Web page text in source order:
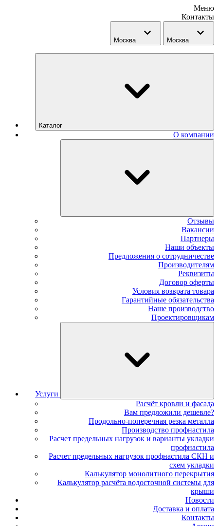
Меню
Контакты
Москва Москва
Каталог
О компании
Отзывы
Вакансии
Партнеры
Наши объекты
Предложения о сотрудничестве
Производителям
Реквизиты
Договор оферты
Условия возврата товара
Гарантийные обязательства
Наше производство
Проектировщикам
Услуги
Расчёт кровли и фасада
Вам предложили дешевле?
Продольно-поперечная резка металла
Производство профнастила
Расчет предельных нагрузок и варианты укладки
профнастила
Расчет предельных нагрузок профнастила СКН и
схем укладки
Калькулятор монолитного перекрытия
Калькулятор расчёта водосточной системы для
крыши
Новости
Доставка и оплата
Контакты